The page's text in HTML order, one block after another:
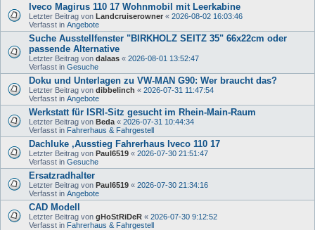
Iveco Magirus 110 17 Wohnmobil mit Leerkabine
Letzter Beitrag von Landcruiserowner « 2026-08-02 16:03:46
Verfasst in Angebote
Suche Ausstellfenster "BIRKHOLZ SEITZ 35" 66x22cm oder
passende Alternative
Letzter Beitrag von dalaas « 2026-08-01 13:52:47
Verfasst in Gesuche
Doku und Unterlagen zu VW-MAN G90: Wer braucht das?
Letzter Beitrag von dibbelinch « 2026-07-31 11:47:54
Verfasst in Angebote
Werkstatt für ISRI-Sitz gesucht im Rhein-Main-Raum
Letzter Beitrag von Beda « 2026-07-31 10:44:34
Verfasst in Fahrerhaus & Fahrgestell
Dachluke ,Ausstieg Fahrerhaus Iveco 110 17
Letzter Beitrag von Paul6519 « 2026-07-30 21:51:47
Verfasst in Gesuche
Ersatzradhalter
Letzter Beitrag von Paul6519 « 2026-07-30 21:34:16
Verfasst in Angebote
CAD Modell
Letzter Beitrag von gHoStRiDeR « 2026-07-30 9:12:52
Verfasst in Fahrerhaus & Fahrgestell